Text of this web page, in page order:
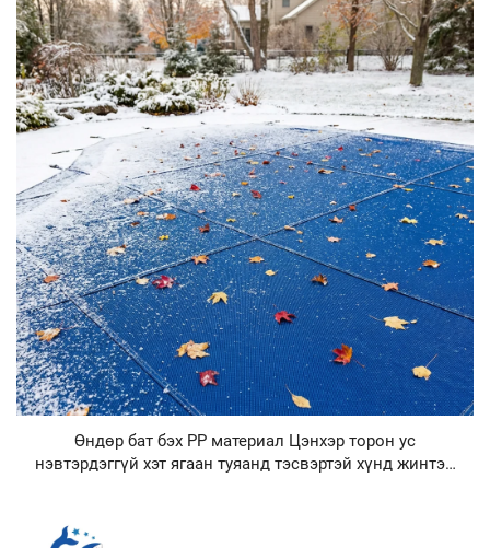
Өндөр бат бэх PP материал Цэнхэр торон ус
нэвтэрдэггүй хэт ягаан туяанд тэсвэртэй хүнд жинтэй